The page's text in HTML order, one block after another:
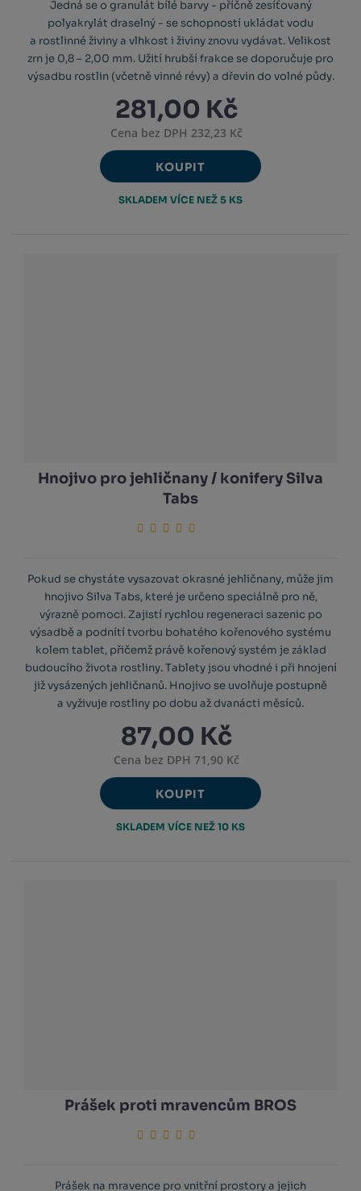
Jedná se o granulát bílé barvy - příčně zesíťovaný
polyakrylát draselný - se schopností ukládat vodu
a rostlinné živiny a vlhkost i živiny znovu vydávat. Velikost
zrn je 0,8 – 2,00 mm. Užití hrubší frakce se doporučuje pro
výsadbu rostlin (včetně vinné révy) a dřevin do volné půdy.
281,00 Kč
Cena bez DPH 232,23 Kč
KOUPIT
SKLADEM VÍCE NEŽ 5 KS
Hnojivo pro jehličnany / konifery Silva
Tabs
Pokud se chystáte vysazovat okrasné jehličnany, může jim
hnojivo Silva Tabs, které je určeno speciálně pro ně,
výrazně pomoci. Zajistí rychlou regeneraci sazenic po
výsadbě a podnítí tvorbu bohatého kořenového systému
kolem tablet, přičemž právě kořenový systém je základ
budoucího života rostliny. Tablety jsou vhodné i při hnojení
již vysázených jehličnanů. Hnojivo se uvolňuje postupně
a vyživuje rostliny po dobu až dvanácti měsíců.
87,00 Kč
Cena bez DPH 71,90 Kč
KOUPIT
SKLADEM VÍCE NEŽ 10 KS
Prášek proti mravencům BROS
Prášek na mravence pro vnitřní prostory a jejich